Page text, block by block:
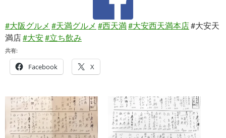
#大阪グルメ #天満グルメ #西天満#大安西天満本店#大安天
満店#大安#立ち飲み
共有:
Facebook X